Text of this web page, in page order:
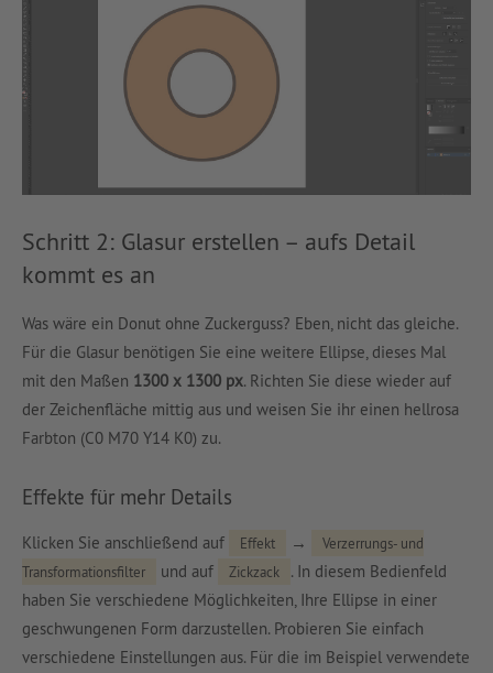
Schritt 2: Glasur erstellen – aufs Detail
kommt es an
Was wäre ein Donut ohne Zuckerguss? Eben, nicht das gleiche.
Für die Glasur benötigen Sie eine weitere Ellipse, dieses Mal
mit den Maßen 1300 x 1300 px. Richten Sie diese wieder auf
der Zeichenfläche mittig aus und weisen Sie ihr einen hellrosa
Farbton (C0 M70 Y14 K0) zu.
Effekte für mehr Details
Klicken Sie anschließend auf Effekt →
Verzerrungs- und
Transformationsfilter
und auf Zickzack
. In diesem Bedienfeld
haben Sie verschiedene Möglichkeiten, Ihre Ellipse in einer
geschwungenen Form darzustellen. Probieren Sie einfach
verschiedene Einstellungen aus. Für die im Beispiel verwendete